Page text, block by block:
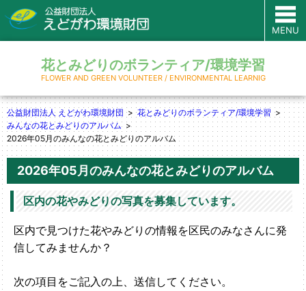
MENU
花とみどりのボランティア/環境学習
FLOWER AND GREEN VOLUNTEER / ENVIRONMENTAL LEARNIG
公益財団法人 えどがわ環境財団
花とみどりのボランティア/環境学習
みんなの花とみどりのアルバム
2026年05月のみんなの花とみどりのアルバム
2026年05月のみんなの花とみどりのアルバム
区内の花やみどりの写真を募集しています。
区内で見つけた花やみどりの情報を区民のみなさんに発
信してみませんか？
次の項目をご記入の上、送信してください。